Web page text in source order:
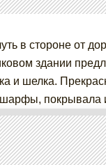
в стороне от
здании
и шелка.
шарфы, покрывала